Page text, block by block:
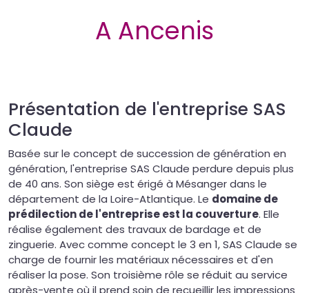
A Ancenis
Présentation de l'entreprise SAS
Claude
Basée sur le concept de succession de génération en
génération, l'entreprise SAS Claude perdure depuis plus
de 40 ans. Son siège est érigé à Mésanger dans le
département de la Loire-Atlantique. Le domaine de
prédilection de l'entreprise est la couverture. Elle
réalise également des travaux de bardage et de
zinguerie. Avec comme concept le 3 en 1, SAS Claude se
charge de fournir les matériaux nécessaires et d'en
réaliser la pose. Son troisième rôle se réduit au service
après-vente où il prend soin de recueillir les impressions